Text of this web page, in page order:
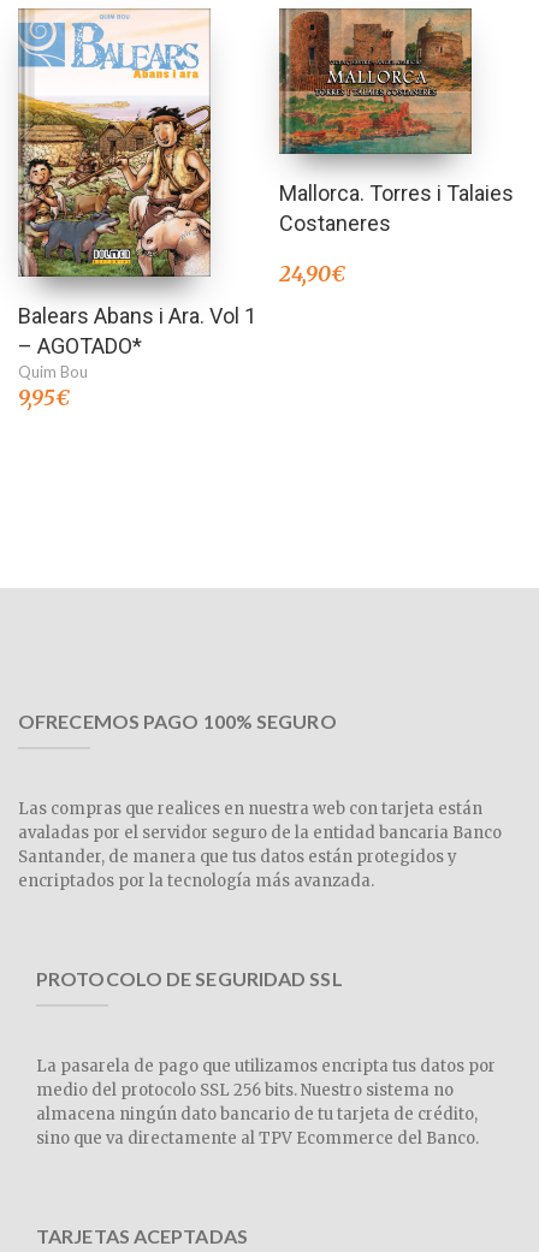
Balears Abans i Ara. Vol 1
– AGOTADO*
Quim Bou
9,95€
Mallorca. Torres i Talaies
Costaneres
24,90€
OFRECEMOS PAGO 100% SEGURO
Las compras que realices en nuestra web con tarjeta están
avaladas por el servidor seguro de la entidad bancaria Banco
Santander, de manera que tus datos están protegidos y
encriptados por la tecnología más avanzada.
PROTOCOLO DE SEGURIDAD SSL
La pasarela de pago que utilizamos encripta tus datos por
medio del protocolo SSL 256 bits. Nuestro sistema no
almacena ningún dato bancario de tu tarjeta de crédito,
sino que va directamente al TPV Ecommerce del Banco.
TARJETAS ACEPTADAS